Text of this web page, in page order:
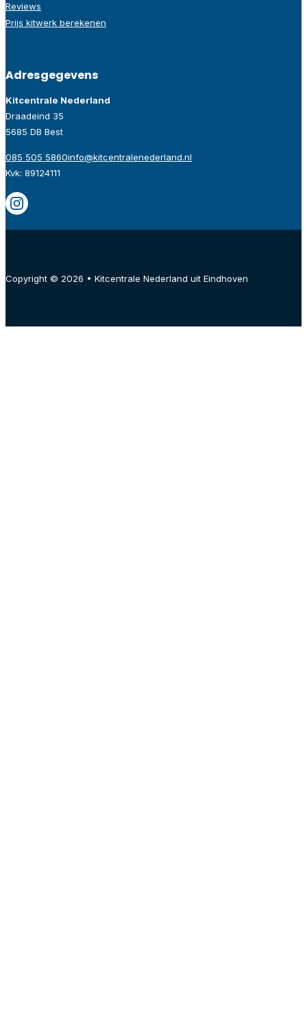
Reviews
Prijs kitwerk berekenen
Adresgegevens
Kitcentrale Nederland
Draadeind 35
5685 DB Best
085 505 5860info@kitcentralenederland.nl
Kvk: 89124111
Copyright © 2026 • Kitcentrale Nederland uit Eindhoven